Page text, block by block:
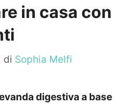
in casa con
di Sophia Melfi
digestiva a base